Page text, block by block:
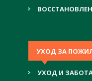
УХОД ЗА
УХОД И ЗАБОТА